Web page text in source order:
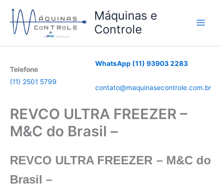
para
Máquinas e
Controle
Telefone
(11) 2501 5799
WhatsApp (11) 93903 2283
contato@maquinasecontrole.com.br
REVCO ULTRA FREEZER –
M&C do Brasil –
REVCO ULTRA FREEZER – M&C do
Brasil –